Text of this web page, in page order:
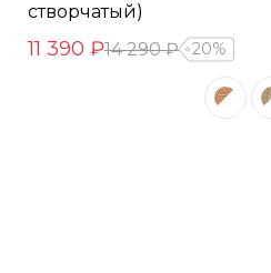
створчатый)
11 390 ₽14 290 ₽ 20%